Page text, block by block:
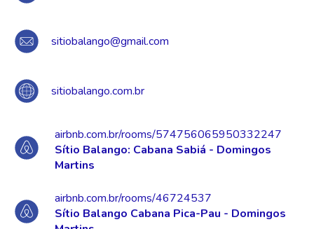
sitiobalango@gmail.com
sitiobalango.com.br
airbnb.com.br/rooms/574756065950332247
Sítio Balango: Cabana Sabiá - Domingos
Martins
airbnb.com.br/rooms/46724537
Sítio Balango Cabana Pica-Pau - Domingos